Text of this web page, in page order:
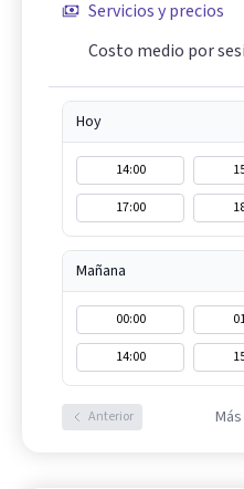
Servicios y precios
Costo medio por
Hoy
14:00
17:00
Mañana
00:00
14:00
Anterior